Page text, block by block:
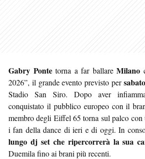
Gabry Pontetorna a far ballare Milano
2026”, il grande evento previsto per
Stadio San Siro. Dopo aver
conquistato il pubblico europeo con il
membro degli Eiffel 65 torna sul palco con
i fan della dance di ieri e di oggi. In
lungo dj set che ripercorrerà la sua
Duemila fino ai brani più recenti.